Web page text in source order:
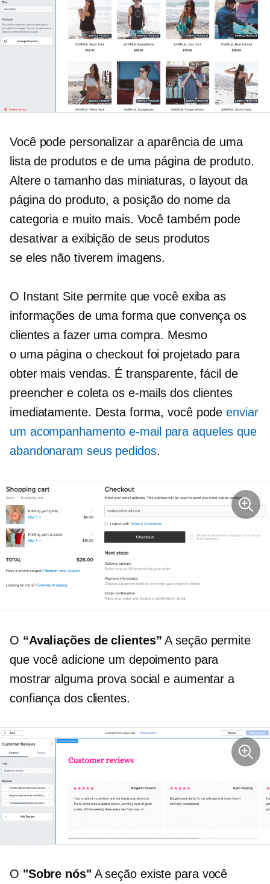
Você pode personalizar a aparência de uma
lista de produtos e de uma página de produto.
Altere o tamanho das miniaturas, o layout da
página do produto, a posição do nome da
categoria e muito mais. Você também pode
desativar a exibição de seus produtos
se eles não tiverem imagens.
O Instant Site permite que você exiba as
informações de uma forma que convença os
clientes a fazer uma compra. Mesmo
o uma páginao checkout foi projetado para
obter mais vendas. É transparente, fácil de
preencher e coleta os e-mails dos clientes
imediatamente. Desta forma, você podeenviar
um acompanhamento e-mail para aqueles que
abandonaram seus pedidos.
O “Avaliações de clientes” A seção permite
que você adicione um depoimento para
mostrar alguma prova social e aumentar a
confiança dos clientes.
O "Sobre nós"A seção existe para você